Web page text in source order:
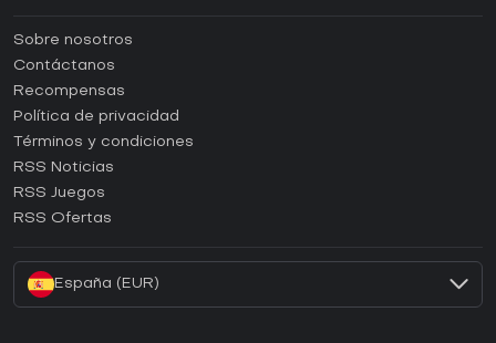
Guías y tutoriales
¿Cómo activar una CD Key de Steam?
¿Cómo activar una CD Key de Epic Games?
¿Cómo activar una CD Key de GOG?
¿Cómo activar una CD Key de Ubisoft Connect?
Sobre nosotros
Contáctanos
Recompensas
Política de privacidad
Términos y condiciones
RSS Noticias
RSS Juegos
RSS Ofertas
España (EUR)